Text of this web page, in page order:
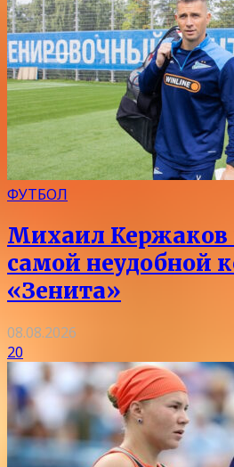
ФУТБОЛ
Михаил Кержаков
самой неудобной
«Зенита»
08.08.2026
20